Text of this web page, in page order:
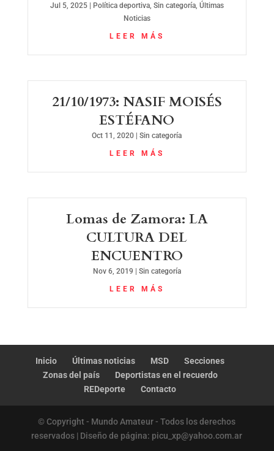
Jul 5, 2025| Política deportiva, Sin categoría, Últimas
Noticias
LEER MÁS
21/10/1973: NASIF MOISÉS
ESTÉFANO
Oct 11, 2020 |Sin categoría
LEER MÁS
Lomas de Zamora: LA
CULTURA DEL
ENCUENTRO
Nov 6, 2019 Sin categoría
LEER MÁS
Inicio Últimas noticias MSD
Secciones
Zonas del país
Deportistas en el recuerdo
REDeporte
Contacto
© Copyright - Mundo Amateur - Todos los derechos
reservados | Diseño de página: picu_xp@yahoo.com.ar